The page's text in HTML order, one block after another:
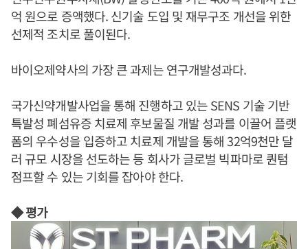
억 원으로 증액했다. 신기술 도입 및 재무구조 개선을 위한
선제적 조치로 풀이된다.
바이오제약사의 가장 큰 과제는 연구개발성과다.
국가신약개발사업을 통해 진행하고 있는 SENS 기술 기반
특발성 폐섬유증 치료제 후보물질 개발 성과를 이끌어 플랫
폼의 우수성을 입증하고 치료제 개발을 통해 32억9천만 달
러 규모 시장을 선도하는 등 회사가 글로벌 빅파마로 퀀텀
점프할 수 있는 기회를 잡아야 한다.
◆ 평가